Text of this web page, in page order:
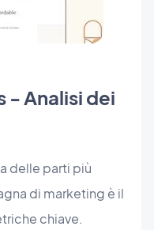
- Analisi dei
delle parti più
di marketing è il
chiave.